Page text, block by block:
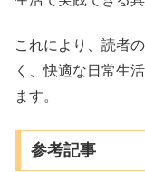
これにより、読者
く、快適な日常生
ます。
参考記事